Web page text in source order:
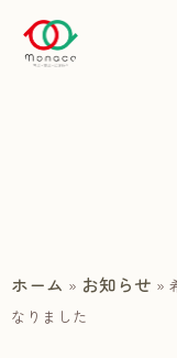
ホーム » お知らせ »
なりました